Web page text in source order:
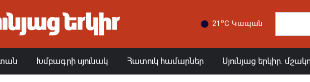
21 oC Կապան
Խմբագրի սյունակ Հատուկ համարներ Սյունյաց երկիր.